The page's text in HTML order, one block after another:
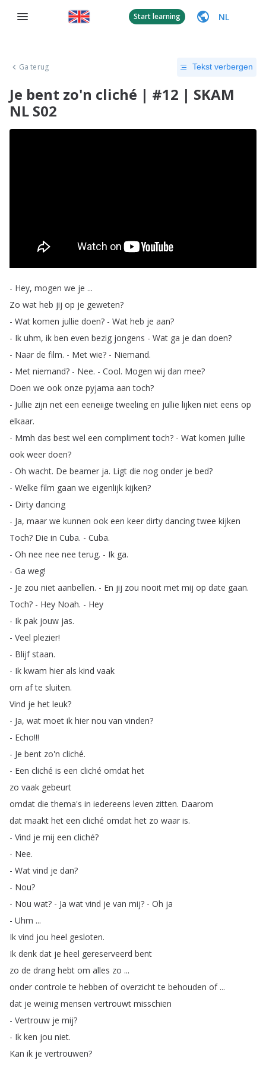
Start learning NL
Ga terug Tekst verbergen
Je bent zo'n cliché | #12 | SKAM
NL S02
- Hey, mogen we je ...
Zo wat heb jij op je geweten?
- Wat komen jullie doen? - Wat heb je aan?
- Ik uhm, ik ben even bezig jongens - Wat ga je dan doen?
- Naar de film. - Met wie? - Niemand.
- Met niemand? - Nee. - Cool. Mogen wij dan mee?
Doen we ook onze pyjama aan toch?
- Jullie zijn net een eeneiige tweeling en jullie lijken niet eens op
elkaar.
- Mmh das best wel een compliment toch? - Wat komen jullie
ook weer doen?
- Oh wacht. De beamer ja. Ligt die nog onder je bed?
- Welke film gaan we eigenlijk kijken?
- Dirty dancing
- Ja, maar we kunnen ook een keer dirty dancing twee kijken
Toch? Die in Cuba. - Cuba.
- Oh nee nee nee terug. - Ik ga.
- Ga weg!
- Je zou niet aanbellen. - En jij zou nooit met mij op date gaan.
Toch? - Hey Noah. - Hey
- Ik pak jouw jas.
- Veel plezier!
- Blijf staan.
- Ik kwam hier als kind vaak
om af te sluiten.
Vind je het leuk?
- Ja, wat moet ik hier nou van vinden?
- Echo!!!
- Je bent zo'n cliché.
- Een cliché is een cliché omdat het
zo vaak gebeurt
omdat die thema's in iedereens leven zitten. Daarom
dat maakt het een cliché omdat het zo waar is.
- Vind je mij een cliché?
- Nee.
- Wat vind je dan?
- Nou?
- Nou wat? - Ja wat vind je van mij? - Oh ja
- Uhm ...
Ik vind jou heel gesloten.
Ik denk dat je heel gereserveerd bent
zo de drang hebt om alles zo ...
onder controle te hebben of overzicht te behouden of...
dat je weinig mensen vertrouwt misschien
- Vertrouw je mij?
- Ik ken jou niet.
Kan ik je vertrouwen?